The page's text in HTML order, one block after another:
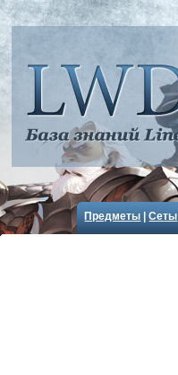
Предметы |Сеты